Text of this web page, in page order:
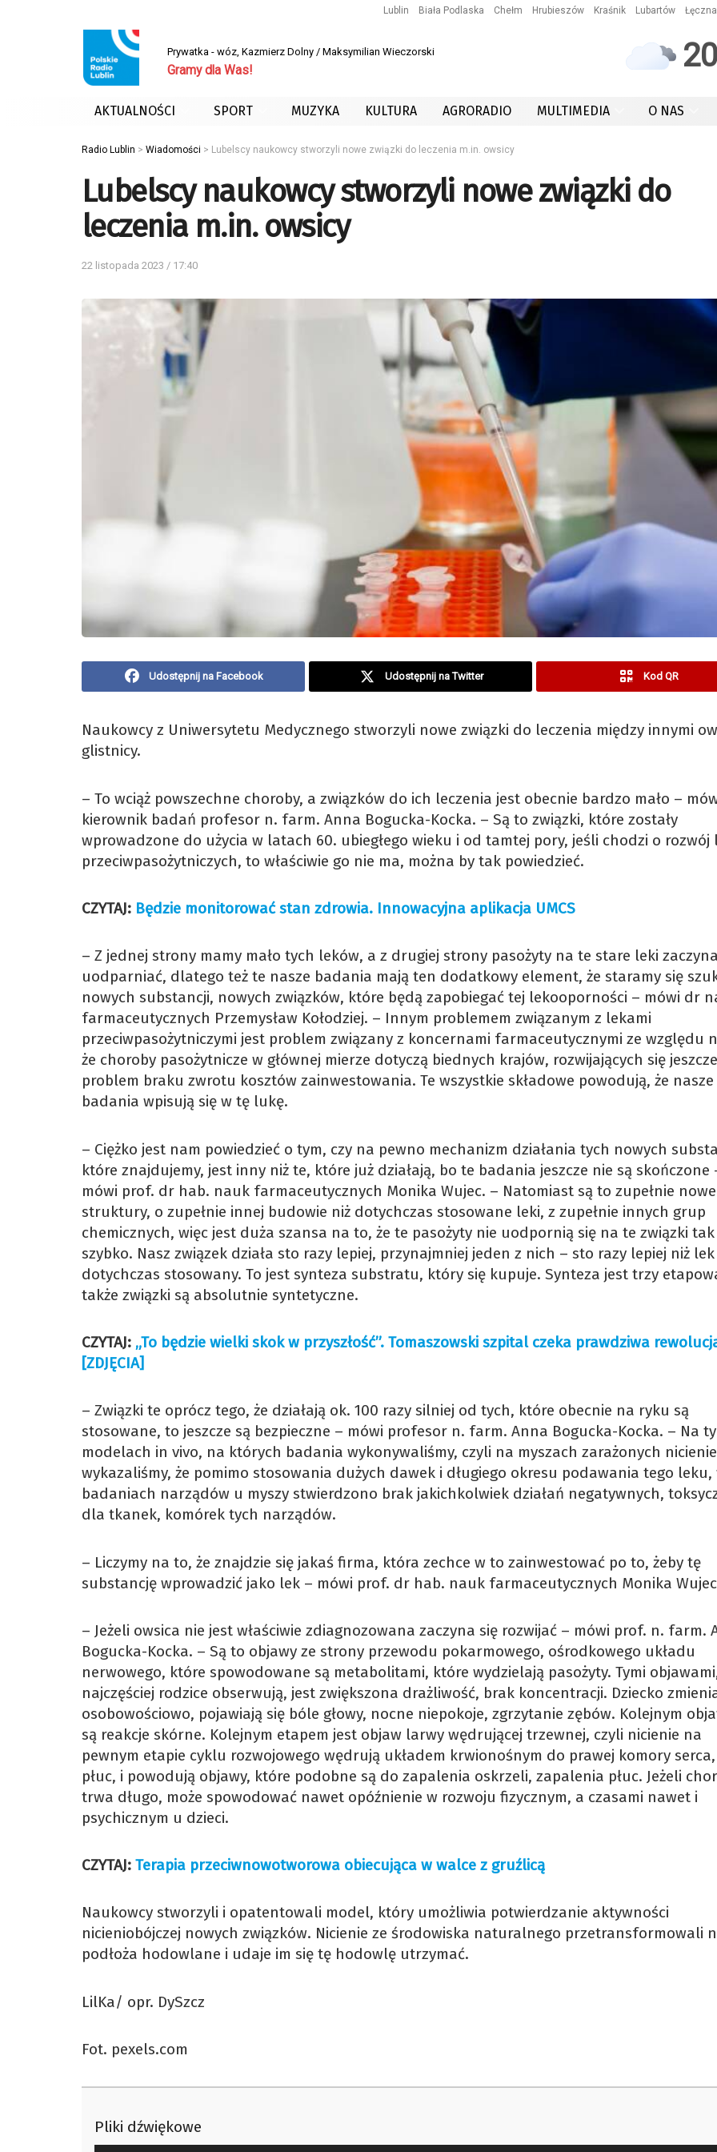
Lublin Biała Podlaska Chełm Hrubieszów Kraśnik Lubartów Łęczna
Prywatka - wóz, Kazmierz Dolny / Maksymilian Wieczorski
Gramy dla Was! 20
AKTUALNOŚCI SPORT MUZYKA KULTURA AGRORADIO MULTIMEDIA O NAS
Radio Lublin > Wiadomości > Lubelscy naukowcy stworzyli nowe związki do leczenia m.in. owsicy
Lubelscy naukowcy stworzyli nowe związki do
leczenia m.in. owsicy
22 listopada 2023 / 17:40
Udostępnij na Facebook Udostępnij na Twitter Kod QR
Naukowcy z Uniwersytetu Medycznego stworzyli nowe związki do leczenia między innymi
glistnicy.
– To wciąż powszechne choroby, a związków do ich leczenia jest obecnie bardzo mało –
kierownik badań profesor n. farm. Anna Bogucka-Kocka. – Są to związki, które zostały
wprowadzone do użycia w latach 60. ubiegłego wieku i od tamtej pory, jeśli chodzi o rozwój
przeciwpasożytniczych, to właściwie go nie ma, można by tak powiedzieć.
CZYTAJ: Będzie monitorować stan zdrowia. Innowacyjna aplikacja UMCS
– Z jednej strony mamy mało tych leków, a z drugiej strony pasożyty na te stare leki
uodparniać, dlatego też te nasze badania mają ten dodatkowy element, że staramy się
nowych substancji, nowych związków, które będą zapobiegać tej lekooporności – mówi dr
farmaceutycznych Przemysław Kołodziej. – Innym problemem związanym z lekami
przeciwpasożytniczymi jest problem związany z koncernami farmaceutycznymi ze względu
że choroby pasożytnicze w głównej mierze dotyczą biednych krajów, rozwijających się
problem braku zwrotu kosztów zainwestowania. Te wszystkie składowe powodują, że nasze
badania wpisują się w tę lukę.
– Ciężko jest nam powiedzieć o tym, czy na pewno mechanizm działania tych nowych
które znajdujemy, jest inny niż te, które już działają, bo te badania jeszcze nie są skończone
mówi prof. dr hab. nauk farmaceutycznych Monika Wujec. – Natomiast są to zupełnie nowe
struktury, o zupełnie innej budowie niż dotychczas stosowane leki, z zupełnie innych grup
chemicznych, więc jest duża szansa na to, że te pasożyty nie uodpornią się na te związki tak
szybko. Nasz związek działa sto razy lepiej, przynajmniej jeden z nich – sto razy lepiej niż lek
dotychczas stosowany. To jest synteza substratu, który się kupuje. Synteza jest trzy
także związki są absolutnie syntetyczne.
CZYTAJ: „To będzie wielki skok w przyszłość”. Tomaszowski szpital czeka prawdziwa
[ZDJĘCIA]
– Związki te oprócz tego, że działają ok. 100 razy silniej od tych, które obecnie na ryku są
stosowane, to jeszcze są bezpieczne – mówi profesor n. farm. Anna Bogucka-Kocka. – Na
modelach in vivo, na których badania wykonywaliśmy, czyli na myszach zarażonych
wykazaliśmy, że pomimo stosowania dużych dawek i długiego okresu podawania tego leku,
badaniach narządów u myszy stwierdzono brak jakichkolwiek działań negatywnych,
dla tkanek, komórek tych narządów.
– Liczymy na to, że znajdzie się jakaś firma, która zechce w to zainwestować po to, żeby tę
substancję wprowadzić jako lek – mówi prof. dr hab. nauk farmaceutycznych Monika
– Jeżeli owsica nie jest właściwie zdiagnozowana zaczyna się rozwijać – mówi prof. n. farm.
Bogucka-Kocka. – Są to objawy ze strony przewodu pokarmowego, ośrodkowego układu
nerwowego, które spowodowane są metabolitami, które wydzielają pasożyty. Tymi
najczęściej rodzice obserwują, jest zwiększona drażliwość, brak koncentracji. Dziecko
osobowościowo, pojawiają się bóle głowy, nocne niepokoje, zgrzytanie zębów. Kolejnym
są reakcje skórne. Kolejnym etapem jest objaw larwy wędrującej trzewnej, czyli nicienie na
pewnym etapie cyklu rozwojowego wędrują układem krwionośnym do prawej komory
płuc, i powodują objawy, które podobne są do zapalenia oskrzeli, zapalenia płuc. Jeżeli
trwa długo, może spowodować nawet opóźnienie w rozwoju fizycznym, a czasami nawet i
psychicznym u dzieci.
CZYTAJ: Terapia przeciwnowotworowa obiecująca w walce z gruźlicą
Naukowcy stworzyli i opatentowali model, który umożliwia potwierdzanie aktywności
nicieniobójczej nowych związków. Nicienie ze środowiska naturalnego przetransformowali
podłoża hodowlane i udaje im się tę hodowlę utrzymać.
LilKa/ opr. DySzcz
Fot. pexels.com
Pliki dźwiękowe